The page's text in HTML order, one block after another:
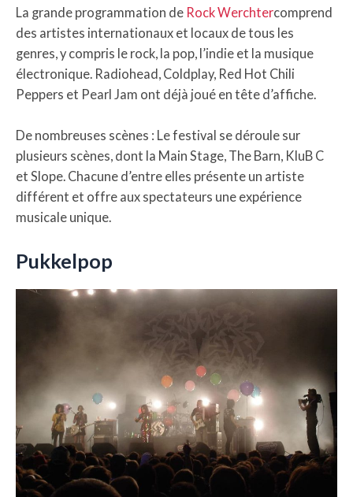
La grande programmation de Rock Werchtercomprend
des artistes internationaux et locaux de tous les
genres, y compris le rock, la pop, l’indie et la musique
électronique. Radiohead, Coldplay, Red Hot Chili
Peppers et Pearl Jam ont déjà joué en tête d’affiche.
De nombreuses scènes : Le festival se déroule sur
plusieurs scènes, dont la Main Stage, The Barn, KluB C
et Slope. Chacune d’entre elles présente un artiste
différent et offre aux spectateurs une expérience
musicale unique.
Pukkelpop